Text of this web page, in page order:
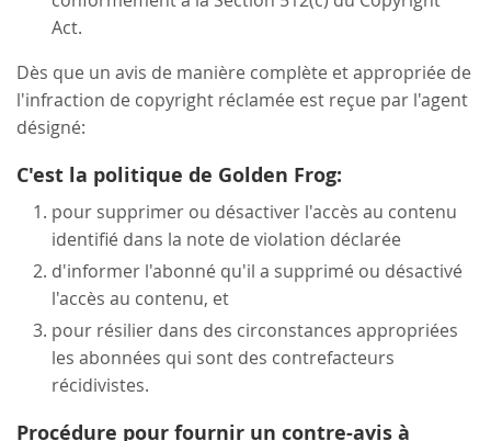
Act.
Dès que un avis de manière complète et appropriée de
l'infraction de copyright réclamée est reçue par l'agent
désigné:
C'est la politique de Golden Frog:
pour supprimer ou désactiver l'accès au contenu
identifié dans la note de violation déclarée
d'informer l'abonné qu'il a supprimé ou désactivé
l'accès au contenu, et
pour résilier dans des circonstances appropriées
les abonnées qui sont des contrefacteurs
récidivistes.
Procédure pour fournir un contre-avis à